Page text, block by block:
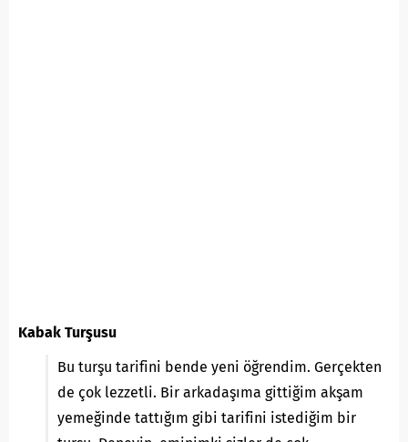
Kabak Turşusu
Bu turşu tarifini bende yeni öğrendim. Gerçekten
de çok lezzetli. Bir arkadaşıma gittiğim akşam
yemeğinde tattığım gibi tarifini istediğim bir